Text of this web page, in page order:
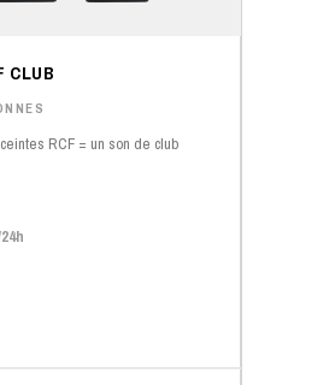
CLUB
RCF = un son de club